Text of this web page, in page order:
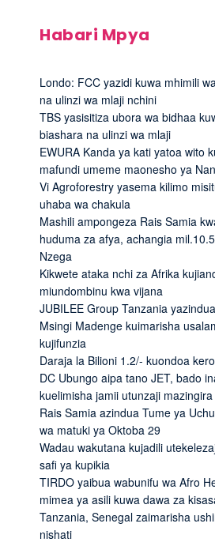
Habari Mpya
Londo: FCC yazidi kuwa mhimili
na ulinzi wa mlaji nchini
TBS yasisitiza ubora wa bidhaa
biashara na ulinzi wa mlaji
EWURA Kanda ya kati yatoa wito
mafundi umeme maonesho ya
Vi Agroforestry yasema kilimo
uhaba wa chakula
Mashili ampongeza Rais Samia
huduma za afya, achangia
Nzega
Kikwete ataka nchi za Afrika
miundombinu kwa vijana
JUBILEE Group Tanzania
Msingi Madenge kuimarisha
kujifunzia
Daraja la Bilioni 1.2/- kuondoa
DC Ubungo aipa tano JET, bado
kuelimisha jamii utunzaji mazingira
Rais Samia azindua Tume ya
wa matuki ya Oktoba 29
Wadau wakutana kujadili
safi ya kupikia
TIRDO yaibua wabunifu wa Afro
mimea ya asili kuwa dawa za
Tanzania, Senegal zaimarisha
nishati